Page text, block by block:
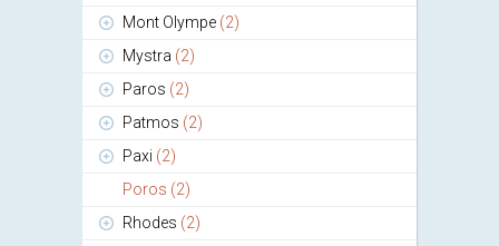
Mont Olympe (2)
Mystra (2)
Paros (2)
Patmos (2)
Paxi (2)
Poros (2)
Rhodes (2)